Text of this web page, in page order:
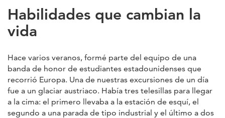
Habilidades que cambian la
vida
Hace varios veranos, formé parte del equipo de una
banda de honor de estudiantes estadounidenses que
recorrió Europa. Una de nuestras excursiones de un día
fue a un glaciar austriaco. Había tres telesillas para llegar
a la cima: el primero llevaba a la estación de esquí, el
segundo a una parada de tipo industrial y el último a dos